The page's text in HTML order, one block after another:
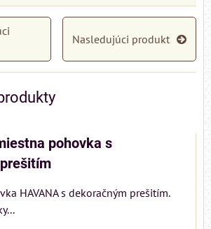
Nasledujúci produkt
pohovka s
HAVANA s dekoračným prešitím.